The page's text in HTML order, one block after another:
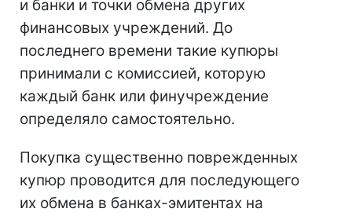
и банки и точки обмена других
финансовых учреждений. До
последнего времени такие купюры
принимали с комиссией, которую
каждый банк или финучреждение
определяло самостоятельно.
Покупка существенно поврежденных
купюр проводится для последующего
их обмена в банках-эмитентах на